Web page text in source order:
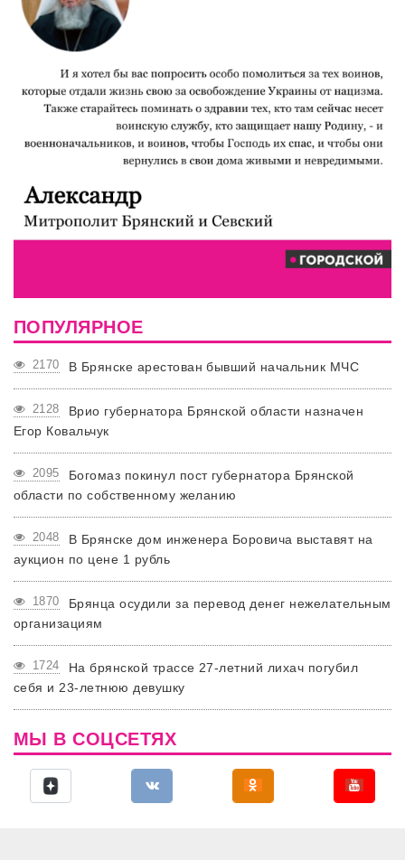
ПОПУЛЯРНОЕ
2170 В Брянске арестован бывший начальник МЧС
2128
Врио губернатора Брянской области назначен
Егор Ковальчук
2095
Богомаз покинул пост губернатора Брянской
области по собственному желанию
2048
В Брянске дом инженера Боровича выставят на
аукцион по цене 1 рубль
1870
Брянца осудили за перевод денег нежелательным
организациям
1724
На брянской трассе 27-летний лихач погубил
себя и 23-летнюю девушку
МЫ В СОЦСЕТЯХ